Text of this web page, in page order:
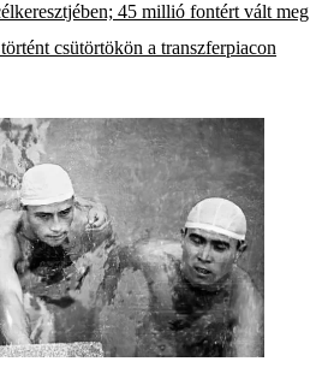
45 millió fontért vált meg
csütörtökön a transzferpiacon